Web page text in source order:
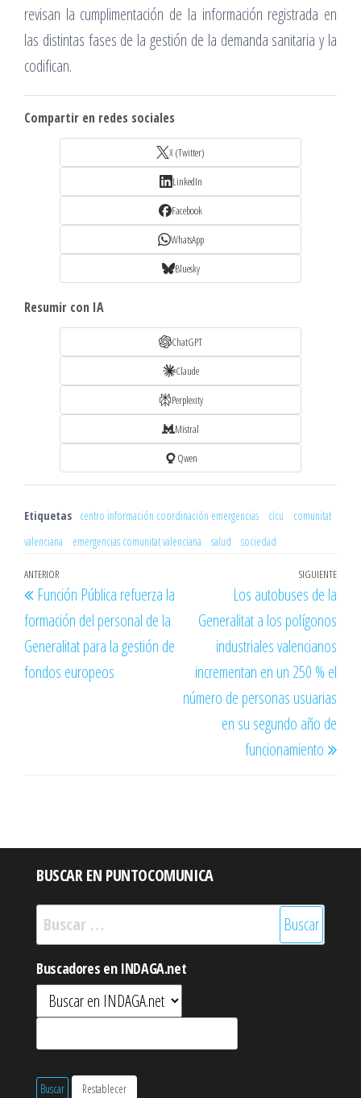
revisan la cumplimentación de la información registrada en
las distintas fases de la gestión de la demanda sanitaria y la
codifican.
Compartir en redes sociales
X (Twitter)
LinkedIn
Facebook
WhatsApp
Bluesky
Resumir con IA
ChatGPT
Claude
Perplexity
Mistral
Qwen
Etiquetas centro información coordinación emergencias cicu
comunitat
valenciana
emergencias comunitat valenciana salud sociedad
Navegación
de
entradas
Entrada
anterior
ANTERIOR
Función Pública refuerza la
formación del personal de la
Generalitat para la gestión de
fondos europeos
SIGUIENTE
Los autobuses de la
Generalitat a los polígonos
industriales valencianos
incrementan en un 250 % el
número de personas usuarias
en su segundo año de
funcionamiento
BUSCAR EN PUNTOCOMUNICA
Buscar:
Buscadores en INDAGA.net